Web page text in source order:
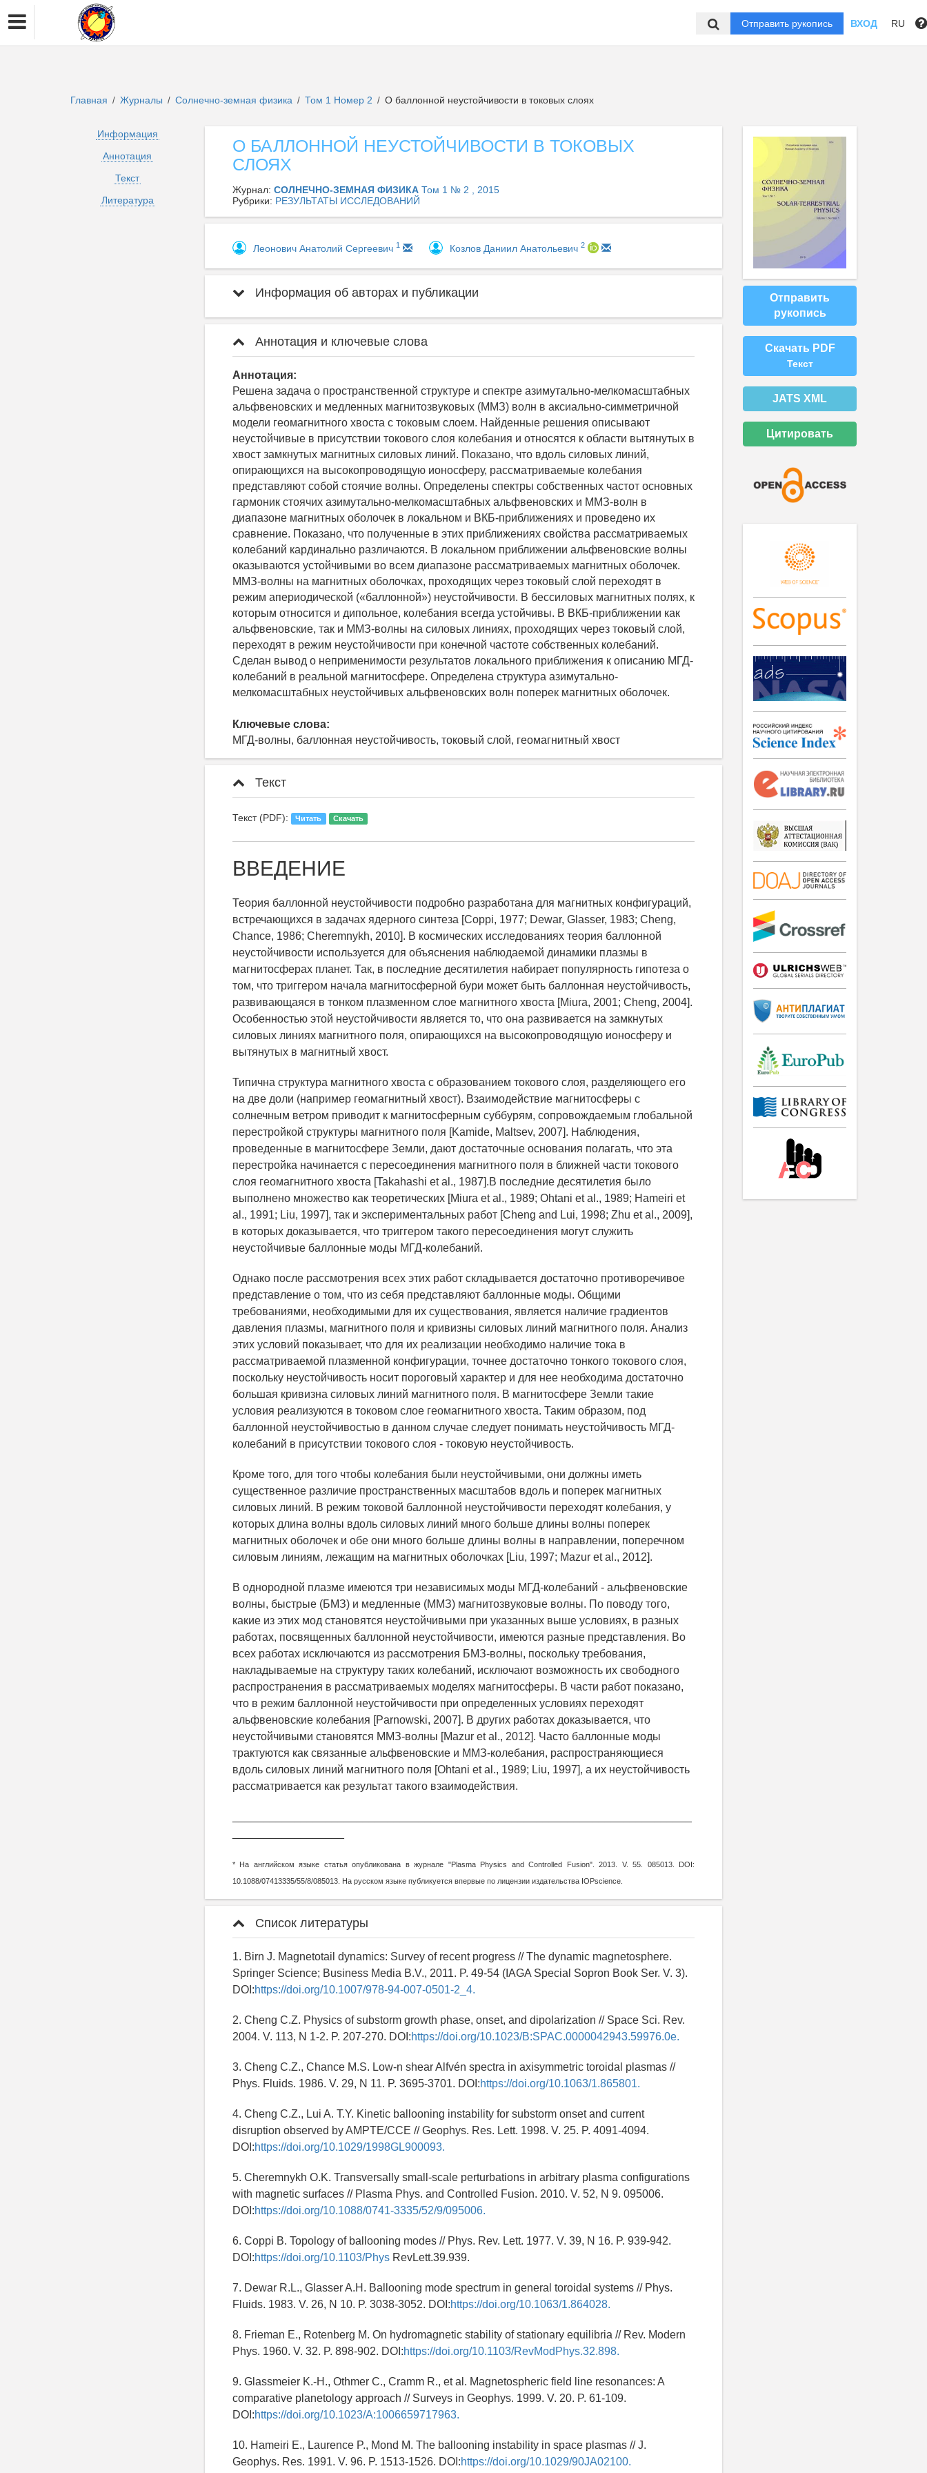
Отправить рукопись ВХОД RU
Главная / Журналы / Солнечно-земная физика / Том 1 Номер 2 / О баллонной неустойчивости в токовых слоях
Информация
Аннотация
Текст
Литература
О БАЛЛОННОЙ НЕУСТОЙЧИВОСТИ В ТОКОВЫХ
СЛОЯХ
Журнал: СОЛНЕЧНО-ЗЕМНАЯ ФИЗИКА Том 1 № 2 , 2015
Рубрики: РЕЗУЛЬТАТЫ ИССЛЕДОВАНИЙ
Леонович Анатолий Сергеевич 1 Козлов Даниил Анатольевич 2
Информация об авторах и публикации
Аннотация и ключевые слова
Аннотация:
Решена задача о пространственной структуре и спектре азимутально-мелкомасштабных
альфвеновских и медленных магнитозвуковых (ММЗ) волн в аксиально-симметричной
модели геомагнитного хвоста с токовым слоем. Найденные решения описывают
неустойчивые в присутствии токового слоя колебания и относятся к области вытянутых в
хвост замкнутых магнитных силовых линий. Показано, что вдоль силовых линий,
опирающихся на высокопроводящую ионосферу, рассматриваемые колебания
представляют собой стоячие волны. Определены спектры собственных частот основных
гармоник стоячих азимутально-мелкомасштабных альфвеновских и ММЗ-волн в
диапазоне магнитных оболочек в локальном и ВКБ-приближениях и проведено их
сравнение. Показано, что полученные в этих приближениях свойства рассматриваемых
колебаний кардинально различаются. В локальном приближении альфвеновские волны
оказываются устойчивыми во всем диапазоне рассматриваемых магнитных оболочек.
ММЗ-волны на магнитных оболочках, проходящих через токовый слой переходят в
режим апериодической («баллонной») неустойчивости. В бессиловых магнитных полях, к
которым относится и дипольное, колебания всегда устойчивы. В ВКБ-приближении как
альфвеновские, так и ММЗ-волны на силовых линиях, проходящих через токовый слой,
переходят в режим неустойчивости при конечной частоте собственных колебаний.
Сделан вывод о неприменимости результатов локального приближения к описанию МГД-
колебаний в реальной магнитосфере. Определена структура азимутально-
мелкомасштабных неустойчивых альфвеновских волн поперек магнитных оболочек.
Ключевые слова:
МГД-волны, баллонная неустойчивость, токовый слой, геомагнитный хвост
Текст
Текст (PDF): Читать Скачать
ВВЕДЕНИЕ
Теория баллонной неустойчивости подробно разработана для магнитных конфигураций,
встречающихся в задачах ядерного синтеза [Coppi, 1977; Dewar, Glasser, 1983; Cheng,
Chance, 1986; Cheremnykh, 2010]. В космических исследованиях теория баллонной
неустойчивости используется для объяснения наблюдаемой динамики плазмы в
магнитосферах планет. Так, в последние десятилетия набирает популярность гипотеза о
том, что триггером начала магнитосферной бури может быть баллонная неустойчивость,
развивающаяся в тонком плазменном слое магнитного хвоста [Miura, 2001; Cheng, 2004].
Особенностью этой неустойчивости является то, что она развивается на замкнутых
силовых линиях магнитного поля, опирающихся на высокопроводящую ионосферу и
вытянутых в магнитный хвост.
Типична структура магнитного хвоста с образованием токового слоя, разделяющего его
на две доли (например геомагнитный хвост). Взаимодействие магнитосферы с
солнечным ветром приводит к магнитосферным суббурям, сопровождаемым глобальной
перестройкой структуры магнитного поля [Kamide, Maltsev, 2007]. Наблюдения,
проведенные в магнитосфере Земли, дают достаточные основания полагать, что эта
перестройка начинается с пересоединения магнитного поля в ближней части токового
слоя геомагнитного хвоста [Takahashi et al., 1987].В последние десятилетия было
выполнено множество как теоретических [Miura et al., 1989; Ohtani et al., 1989; Hameiri et
al., 1991; Liu, 1997], так и экспериментальных работ [Cheng and Lui, 1998; Zhu et al., 2009],
в которых доказывается, что триггером такого пересоединения могут служить
неустойчивые баллонные моды МГД-колебаний.
Однако после рассмотрения всех этих работ складывается достаточно противоречивое
представление о том, что из себя представляют баллонные моды. Общими
требованиями, необходимыми для их существования, является наличие градиентов
давления плазмы, магнитного поля и кривизны силовых линий магнитного поля. Анализ
этих условий показывает, что для их реализации необходимо наличие тока в
рассматриваемой плазменной конфигурации, точнее достаточно тонкого токового слоя,
поскольку неустойчивость носит пороговый характер и для нее необходима достаточно
большая кривизна силовых линий магнитного поля. В магнитосфере Земли такие
условия реализуются в токовом слое геомагнитного хвоста. Таким образом, под
баллонной неустойчивостью в данном случае следует понимать неустойчивость МГД-
колебаний в присутствии токового слоя - токовую неустойчивость.
Кроме того, для того чтобы колебания были неустойчивыми, они должны иметь
существенное различие пространственных масштабов вдоль и поперек магнитных
силовых линий. В режим токовой баллонной неустойчивости переходят колебания, у
которых длина волны вдоль силовых линий много больше длины волны поперек
магнитных оболочек и обе они много больше длины волны в направлении, поперечном
силовым линиям, лежащим на магнитных оболочках [Liu, 1997; Mazur et al., 2012].
В однородной плазме имеются три независимых моды МГД-колебаний - альфвеновские
волны, быстрые (БМЗ) и медленные (ММЗ) магнитозвуковые волны. По поводу того,
какие из этих мод становятся неустойчивыми при указанных выше условиях, в разных
работах, посвященных баллонной неустойчивости, имеются разные представления. Во
всех работах исключаются из рассмотрения БМЗ-волны, поскольку требования,
накладываемые на структуру таких колебаний, исключают возможность их свободного
распространения в рассматриваемых моделях магнитосферы. В части работ показано,
что в режим баллонной неустойчивости при определенных условиях переходят
альфвеновские колебания [Parnowski, 2007]. В других работах доказывается, что
неустойчивыми становятся ММЗ-волны [Mazur et al., 2012]. Часто баллонные моды
трактуются как связанные альфвеновские и ММЗ-колебания, распространяющиеся
вдоль силовых линий магнитного поля [Ohtani et al., 1989; Liu, 1997], а их неустойчивость
рассматривается как результат такого взаимодействия.
* На английском языке статья опубликована в журнале "Plasma Physics and Controlled Fusion". 2013. V. 55. 085013. DOI:
10.1088/07413335/55/8/085013. На русском языке публикуется впервые по лицензии издательства IOPscience.
Список литературы
1. Birn J. Magnetotail dynamics: Survey of recent progress // The dynamic magnetosphere.
Springer Science; Business Media B.V., 2011. P. 49-54 (IAGA Special Sopron Book Ser. V. 3).
DOI:https://doi.org/10.1007/978-94-007-0501-2_4.
2. Cheng C.Z. Physics of substorm growth phase, onset, and dipolarization // Space Sci. Rev.
2004. V. 113, N 1-2. P. 207-270. DOI:https://doi.org/10.1023/B:SPAC.0000042943.59976.0e.
3. Cheng C.Z., Chance M.S. Low-n shear Alfvén spectra in axisymmetric toroidal plasmas //
Phys. Fluids. 1986. V. 29, N 11. P. 3695-3701. DOI:https://doi.org/10.1063/1.865801.
4. Cheng C.Z., Lui A. T.Y. Kinetic ballooning instability for substorm onset and current
disruption observed by AMPTE/CCE // Geophys. Res. Lett. 1998. V. 25. P. 4091-4094.
DOI:https://doi.org/10.1029/1998GL900093.
5. Cheremnykh O.K. Transversally small-scale perturbations in arbitrary plasma configurations
with magnetic surfaces // Plasma Phys. and Controlled Fusion. 2010. V. 52, N 9. 095006.
DOI:https://doi.org/10.1088/0741-3335/52/9/095006.
6. Coppi B. Topology of ballooning modes // Phys. Rev. Lett. 1977. V. 39, N 16. P. 939-942.
DOI:https://doi.org/10.1103/Phys RevLett.39.939.
7. Dewar R.L., Glasser A.H. Ballooning mode spectrum in general toroidal systems // Phys.
Fluids. 1983. V. 26, N 10. P. 3038-3052. DOI:https://doi.org/10.1063/1.864028.
8. Frieman E., Rotenberg M. On hydromagnetic stability of stationary equilibria // Rev. Modern
Phys. 1960. V. 32. P. 898-902. DOI:https://doi.org/10.1103/RevModPhys.32.898.
9. Glassmeier K.-H., Othmer C., Cramm R., et al. Magnetospheric field line resonances: A
comparative planetology approach // Surveys in Geophys. 1999. V. 20. P. 61-109.
DOI:https://doi.org/10.1023/A:1006659717963.
10. Hameiri E., Laurence P., Mond M. The ballooning instability in space plasmas // J.
Geophys. Res. 1991. V. 96. P. 1513-1526. DOI:https://doi.org/10.1029/90JA02100.
Отправить
рукопись
Скачать PDF
Текст
JATS XML
Цитировать